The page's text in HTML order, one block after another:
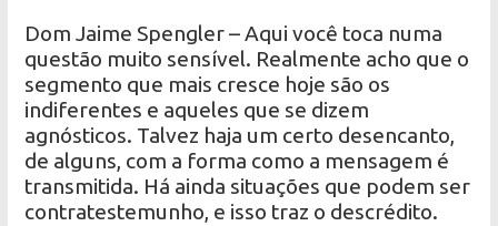
Dom Jaime Spengler – Aqui você toca numa
questão muito sensível. Realmente acho que o
segmento que mais cresce hoje são os
indiferentes e aqueles que se dizem
agnósticos. Talvez haja um certo desencanto,
de alguns, com a forma como a mensagem é
transmitida. Há ainda situações que podem ser
contratestemunho, e isso traz o descrédito.